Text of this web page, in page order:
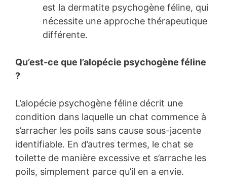
est la dermatite psychogène féline, qui
nécessite une approche thérapeutique
différente.
Qu’est-ce que l’alopécie psychogène féline
?
L’alopécie psychogène féline décrit une
condition dans laquelle un chat commence à
s’arracher les poils sans cause sous-jacente
identifiable. En d’autres termes, le chat se
toilette de manière excessive et s’arrache les
poils, simplement parce qu’il en a envie.